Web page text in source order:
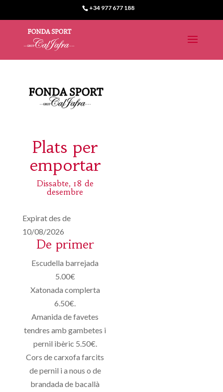
+34 977 677 188
Plats per
emportar
Dissabte, 18 de
desembre
Expirat des de
10/08/2026
De primer
Escudella barrejada
5.00€
Xatonada complerta
6.50€.
Amanida de favetes
tendres amb gambetes i
pernil ibèric 5.50€.
Cors de carxofa farcits
de pernil i a nous o de
brandada de bacallà